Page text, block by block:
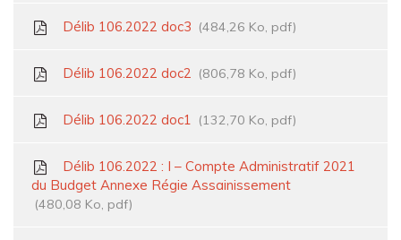
Délib 106.2022 doc3 484,26 Ko, pdf
Délib 106.2022 doc2 806,78 Ko, pdf
Délib 106.2022 doc1 132,70 Ko, pdf
Délib 106.2022 : I – Compte Administratif 2021
du Budget Annexe Régie Assainissement
480,08 Ko, pdf